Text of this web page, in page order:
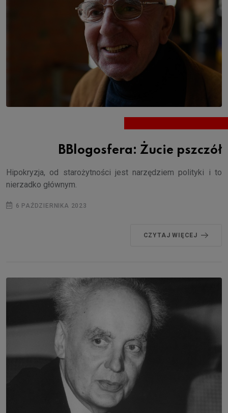
BBlogosfera: Żucie pszczół
Hipokryzja, od starożytności jest narzędziem polityki i to
nierzadko głównym.
6 PAŹDZIERNIKA 2023
CZYTAJ WIĘCEJ